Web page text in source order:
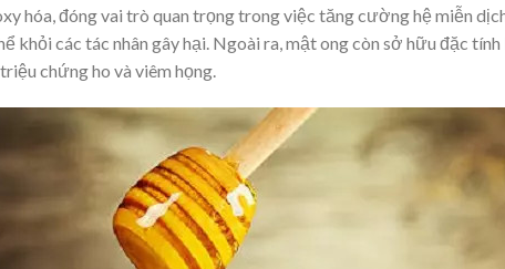
hóa, đóng vai trò quan trọng trong việc tăng cường hệ miễn
khỏi các tác nhân gây hại. Ngoài ra, mật ong còn sở hữu đặc
chứng ho và viêm họng.